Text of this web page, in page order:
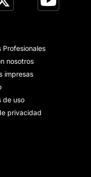
Profesionales
nosotros
impresas
de uso
privacidad